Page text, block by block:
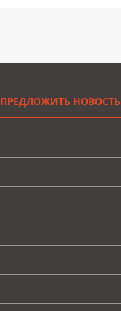
ПРЕДЛОЖИТЬ НОВОСТЬ